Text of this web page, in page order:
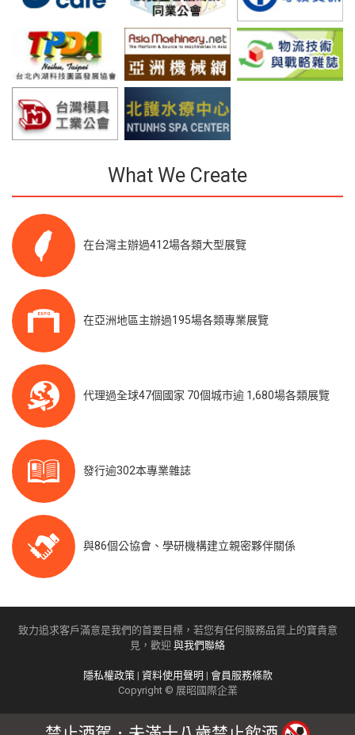
What We Create
在台灣主辦過412場各類大型展覽
在亞洲地區主辦過195場各類專業展覽
代理過全球47個國家 70個城市逾 1,680場各類展覽
發行逾302本專業雜誌
與86個公協會、學研機構建立親密夥伴關係
致力追求客戶滿意是我們的首要目標，若您有任何服務品質上的寶貴意
見，歡迎 與我們聯絡
隱私權政策| 資料使用聲明 | 會員服務條款
Copyright © 展昭國際企業